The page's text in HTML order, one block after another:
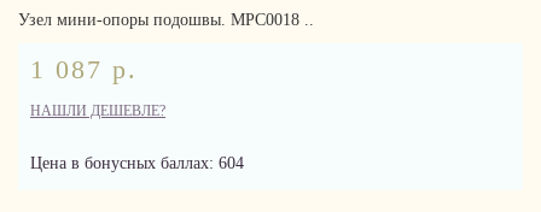
Узел мини-опоры подошвы. MPC0018 ..
1 087 р.
НАШЛИ ДЕШЕВЛЕ?
Цена в бонусных баллах: 604